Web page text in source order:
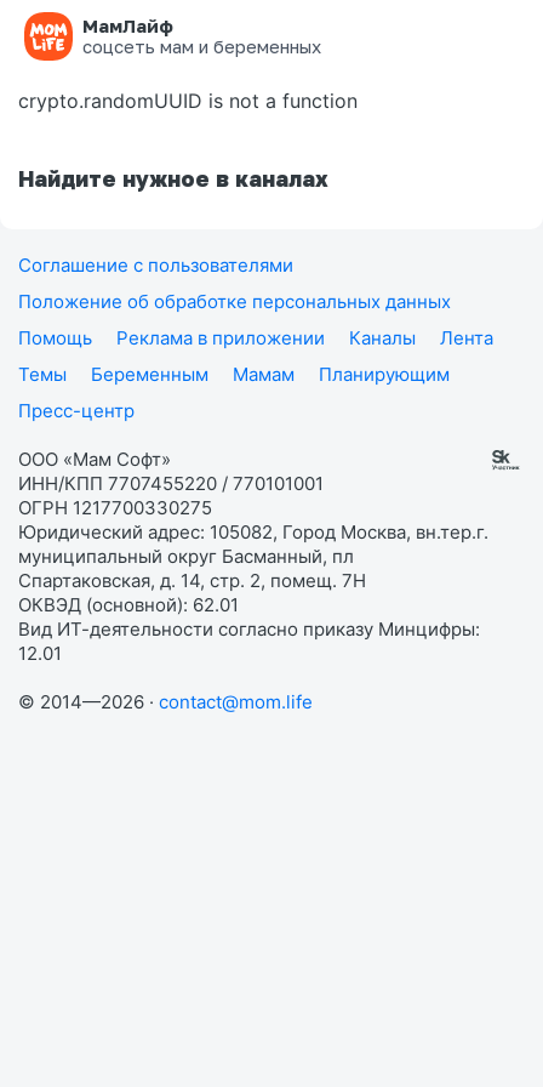
МамЛайф
соцсеть мам и беременных
Ошибка на странице
crypto.randomUUID is not a function
Найдите нужное в каналах
Соглашение с пользователями
Положение об обработке персональных данных
Помощь
Реклама в приложении Каналы
Лента
Темы
Беременным Мамам
Планирующим
Пресс-центр
ООО «Мам Софт»
ИНН/КПП 7707455220 / 770101001
ОГРН 1217700330275
Юридический адрес: 105082, Город Москва, вн.тер.г.
муниципальный округ Басманный, пл
Спартаковская, д. 14, стр. 2, помещ. 7Н
ОКВЭД (основной): 62.01
Вид ИТ-деятельности согласно приказу Минцифры:
12.01
© 2014—2026 · contact@mom.life